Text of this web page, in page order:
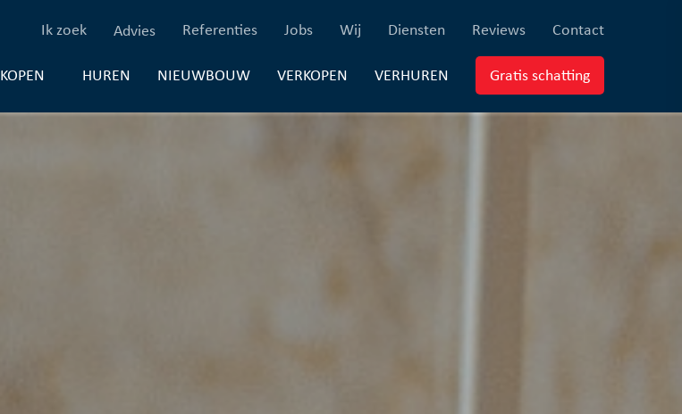
Ik zoek(Ik zoek)
Advies Referenties(Referenties)
Jobs(Jobs)Wij (Wij)Diensten(Diensten)
Reviews(Reviews)
Contact(Contact)
KOPEN HUREN (HUREN)
NIEUWBOUW(NIEUWBOUW)
VERKOPEN (VERKOPEN)
VERHUREN (VERHUREN)
Gratis schatting(Gratis